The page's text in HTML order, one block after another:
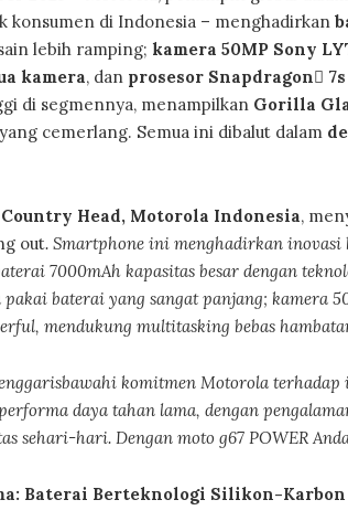
konsumen di Indonesia – menghadirkan
lebih ramping; kamera 50MP Sony
kamera, dan prosesor Snapdragon
di segmennya, menampilkan Gorilla
yang cemerlang. Semua ini dibalut dalam
Country Head, Motorola Indonesia,
out. Smartphone ini menghadirkan inovasi
7000mAh kapasitas besar dengan
baterai yang sangat panjang; kamera
mendukung multitasking bebas
komitmen Motorola
daya tahan lama, dengan
sehari-hari. Dengan moto g67 POWER
Baterai Berteknologi Silikon-